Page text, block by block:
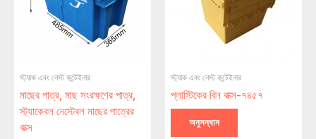
স্ট্যাক এবং নেস্ট কন্টেইনার
মাছের পাত্র, মাছ সংরক্ষণের পাত্র,
স্ট্যাকেবল নেস্টেবল মাছের পাত্রের
বাক্স
স্ট্যাক এবং নেস্ট কন্টেইনার
প্লাস্টিকের বিন বাক্স-৭৪৫৭
অনুসন্ধান